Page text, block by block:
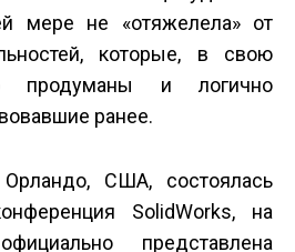
мере не «отяжелела» от
которые, в свою
продуманы и логично
ранее.
США, состоялась
SolidWorks, на
представлена